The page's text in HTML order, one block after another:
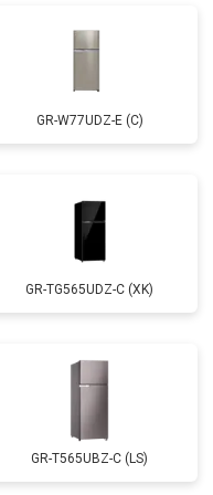
GR-W77UDZ-E (C)
GR-TG565UDZ-C (XK)
GR-T565UBZ-C (LS)